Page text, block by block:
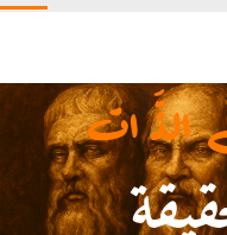
ات